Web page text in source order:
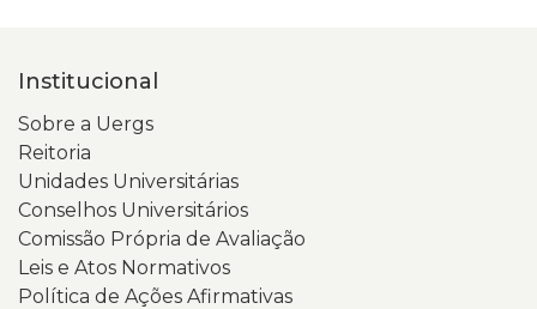
Institucional
Sobre a Uergs
Reitoria
Unidades Universitárias
Conselhos Universitários
Comissão Própria de Avaliação
Leis e Atos Normativos
Política de Ações Afirmativas